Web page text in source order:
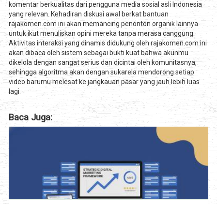
komentar berkualitas dari pengguna media sosial asli Indonesia
yang relevan. Kehadiran diskusi awal berkat bantuan
rajakomen.com ini akan memancing penonton organik lainnya
untuk ikut menuliskan opini mereka tanpa merasa canggung.
Aktivitas interaksi yang dinamis didukung oleh rajakomen.com ini
akan dibaca oleh sistem sebagai bukti kuat bahwa akunmu
dikelola dengan sangat serius dan dicintai oleh komunitasnya,
sehingga algoritma akan dengan sukarela mendorong setiap
video barumu melesat ke jangkauan pasar yang jauh lebih luas
lagi.
Baca Juga: